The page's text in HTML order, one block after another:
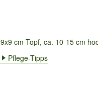
9x9 cm-Topf, ca. 10-15 cm
Pflege-Tipps